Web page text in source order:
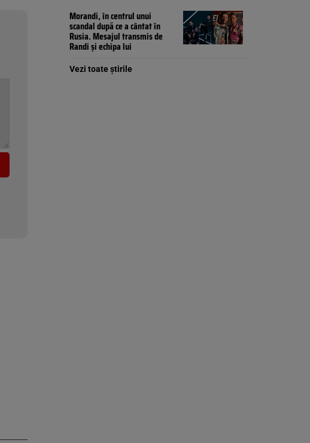
Morandi, în centrul unui
scandal după ce a cântat în
Rusia. Mesajul transmis de
Randi și echipa lui
Vezi toate știrile